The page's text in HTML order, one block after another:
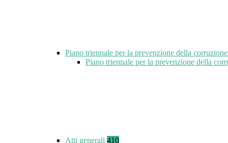
Piano triennale per la prevenzione della
Piano triennale per la prevenzione della
Atti generali 410